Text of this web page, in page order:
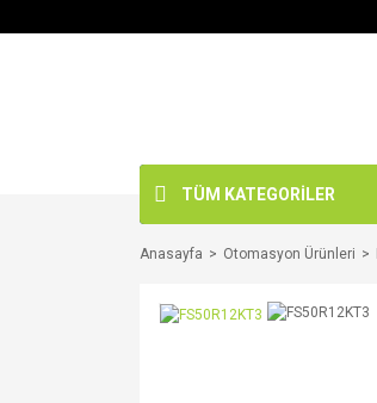
TÜM KATEGORİLER
Anasayfa Otomasyon Ürünleri